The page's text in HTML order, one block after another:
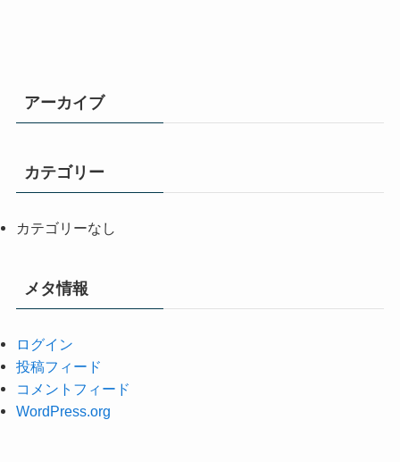
アーカイブ
カテゴリー
カテゴリーなし
メタ情報
ログイン
投稿フィード
コメントフィード
WordPress.org